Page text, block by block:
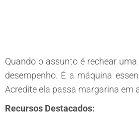
Quando o assunto é rechear
desempenho. É a máquina
Acredite ela passa margarina em
Recursos Destacados: